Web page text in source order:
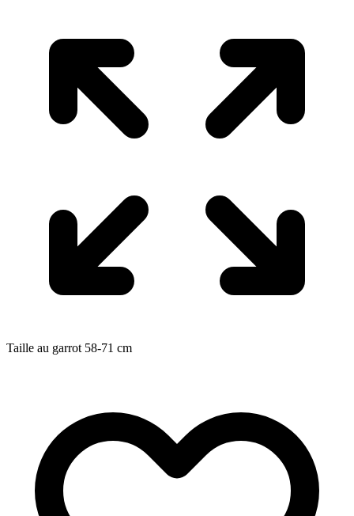
Taille au garrot 58-71 cm